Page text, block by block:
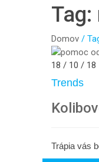
Tag:
Domov /
18 / 10 / 18
Trends
Trápia vás